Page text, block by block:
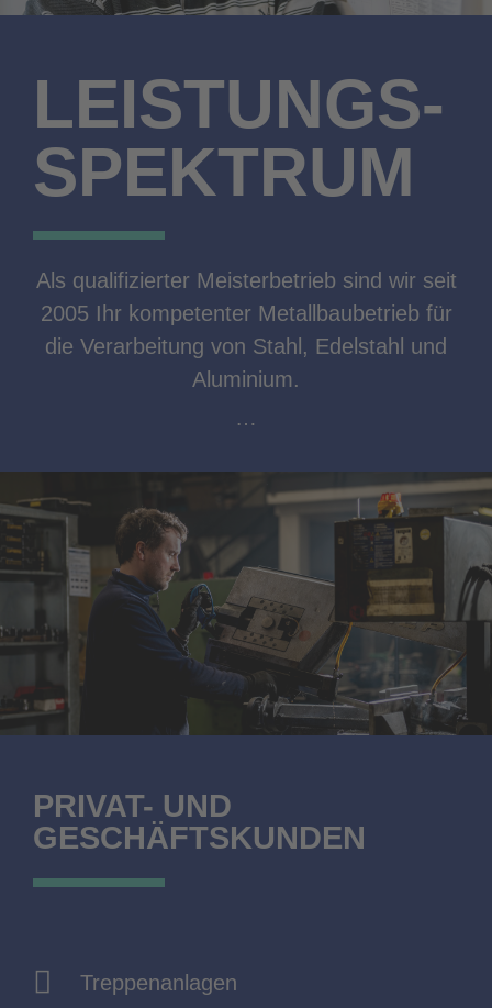
LEISTUNGS-
SPEKTRUM
Als qualifizierter Meisterbetrieb sind wir seit
2005 Ihr kompetenter Metallbaubetrieb für
die Verarbeitung von Stahl, Edelstahl und
Aluminium.
…
PRIVAT- UND
GESCHÄFTSKUNDEN
Treppenanlagen